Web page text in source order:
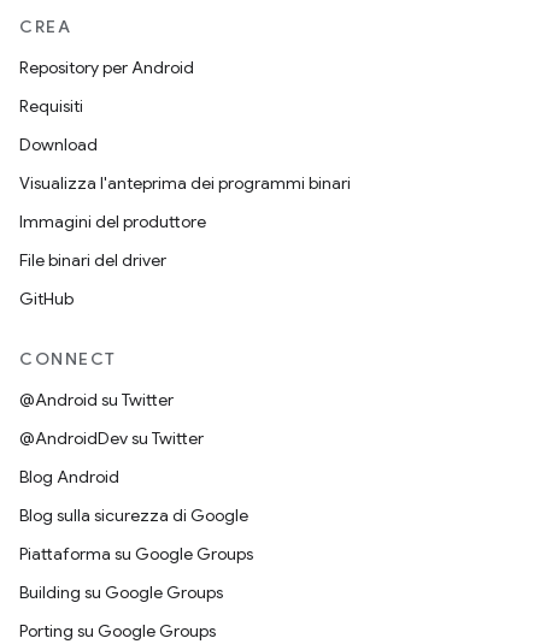
CREA
Repository per Android
Requisiti
Download
Visualizza l'anteprima dei programmi binari
Immagini del produttore
File binari del driver
GitHub
CONNECT
@Android su Twitter
@AndroidDev su Twitter
Blog Android
Blog sulla sicurezza di Google
Piattaforma su Google Groups
Building su Google Groups
Porting su Google Groups